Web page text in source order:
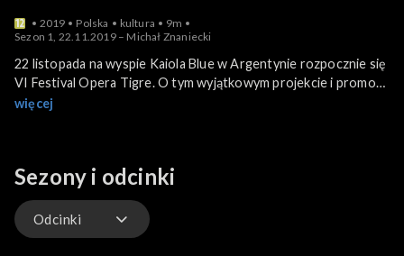
2019 Polska kultura
9m
Sezon 1, 22.11.2019 – Michał Znaniecki
22 listopada na wyspie Kaiola Blue w Argentynie rozpocznie się
VI Festival Opera Tigre. O tym wyjątkowym projekcie i promocji
kultury polskiej w Argentynie Katarzyna Sanocka porozmawia z
więcej
Sezony i odcinki
Odcinki